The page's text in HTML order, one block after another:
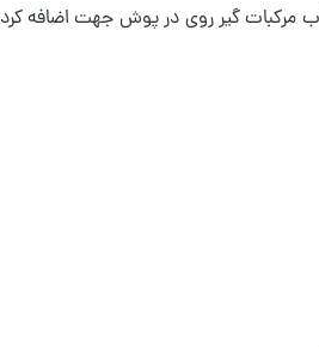
مدل 41004 می توان به مخروطی آب مرکبات گیر روی در پوش